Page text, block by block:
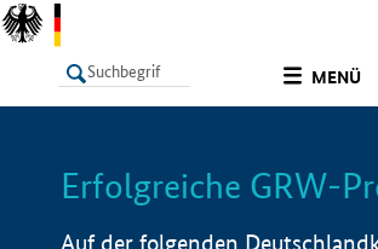
MENÜ
LISTE
Erfolgreiche GRW-
Auf der folgenden